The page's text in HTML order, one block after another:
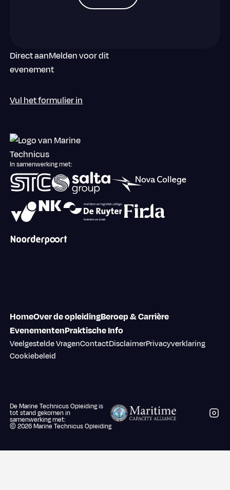
Direct aanMelden voor dit
evenement
Vul het formulier in
In samenwerking met:
HomeOver de opleidingBeroep & Carrière
EvenementenPraktische Info
Veelgestelde VragenContactDisclaimerPrivacyverklaring
Cookiebeleid
De Marine Technicus Opleiding is
tot stand gekomen in
samenwerking met: Volg
©2026Marine Technicus Opleiding